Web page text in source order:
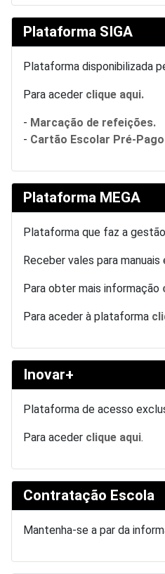
Plataforma SIGA
Plataforma disponibilizada
Para aceder clique aqui.
- Marcação de refeições.
- Cartão Escolar Pré-
Plataforma MEGA
Plataforma que faz a
Receber vales para
Para obter mais informação
Para aceder à plataforma
Inovar+
Plataforma de acesso
Para aceder clique aqui.
Contratação Escola
Mantenha-se a par da